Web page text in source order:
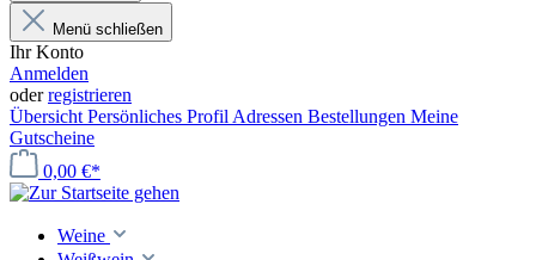
Menü schließen
Ihr Konto
Anmelden
oderregistrieren
Übersicht Persönliches Profil Adressen Bestellungen Meine
Gutscheine
0,00 €*
Weine